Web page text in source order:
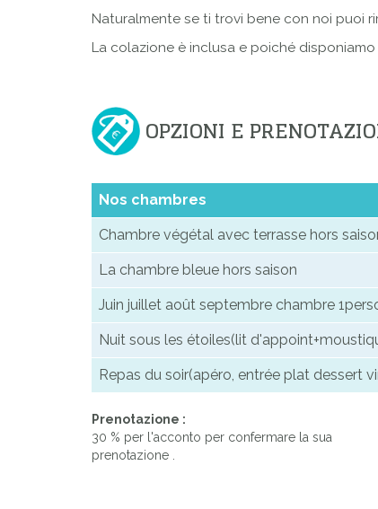
Naturalmente se ti trovi bene con noi puoi
La colazione è inclusa e poiché
OPZIONI E
Nos chambres
Chambre végétal avec terrasse hors
La chambre bleue hors saison
Juin juillet août septembre chambre
Nuit sous les étoiles(lit
Repas du soir(apéro, entrée plat dessert
Prenotazione :
30 % per l'acconto per confermare la sua
prenotazione .